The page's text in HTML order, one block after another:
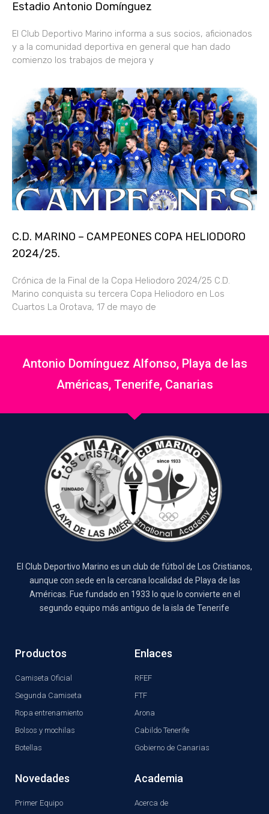
Estadio Antonio Domínguez
El Club Deportivo Marino informa a sus socios, aficionados
y a la comunidad deportiva en general que han dado
comienzo los trabajos de mejora y
C.D. MARINO – CAMPEONES COPA HELIODORO
2024/25.
Crónica de la Final de la Copa Heliodoro 2024/25 C.D.
Marino conquista su tercera Copa Heliodoro en Los
Cuartos La Orotava, 17 de mayo de
Antonio Domínguez Alfonso, Playa de las
Américas, Tenerife, Canarias
El Club Deportivo Marino es un club de fútbol de Los Cristianos,
aunque con sede en la cercana localidad de Playa de las
Américas. Fue fundado en 1933 lo que lo convierte en el
segundo equipo más antiguo de la isla de Tenerife
Productos
Camiseta Oficial
Segunda Camiseta
Ropa entrenamiento
Bolsos y mochilas
Botellas
Enlaces
RFEF
FTF
Arona
Cabildo Tenerife
Gobierno de Canarias
Novedades
Primer Equipo
Academia
Acerca de